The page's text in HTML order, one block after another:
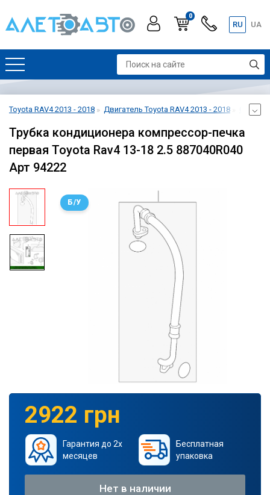
0
RU UA
Toyota RAV4 2013 - 2018 Двигатель Toyota RAV4 2013 - 2018
Трубка кондиционера компрессор-печка
первая Toyota Rav4 13-18 2.5 887040R040
Арт 94222
Б/У
2922 грн
Гарантия до 2х
месяцев
Бесплатная
упаковка
Нет в наличии